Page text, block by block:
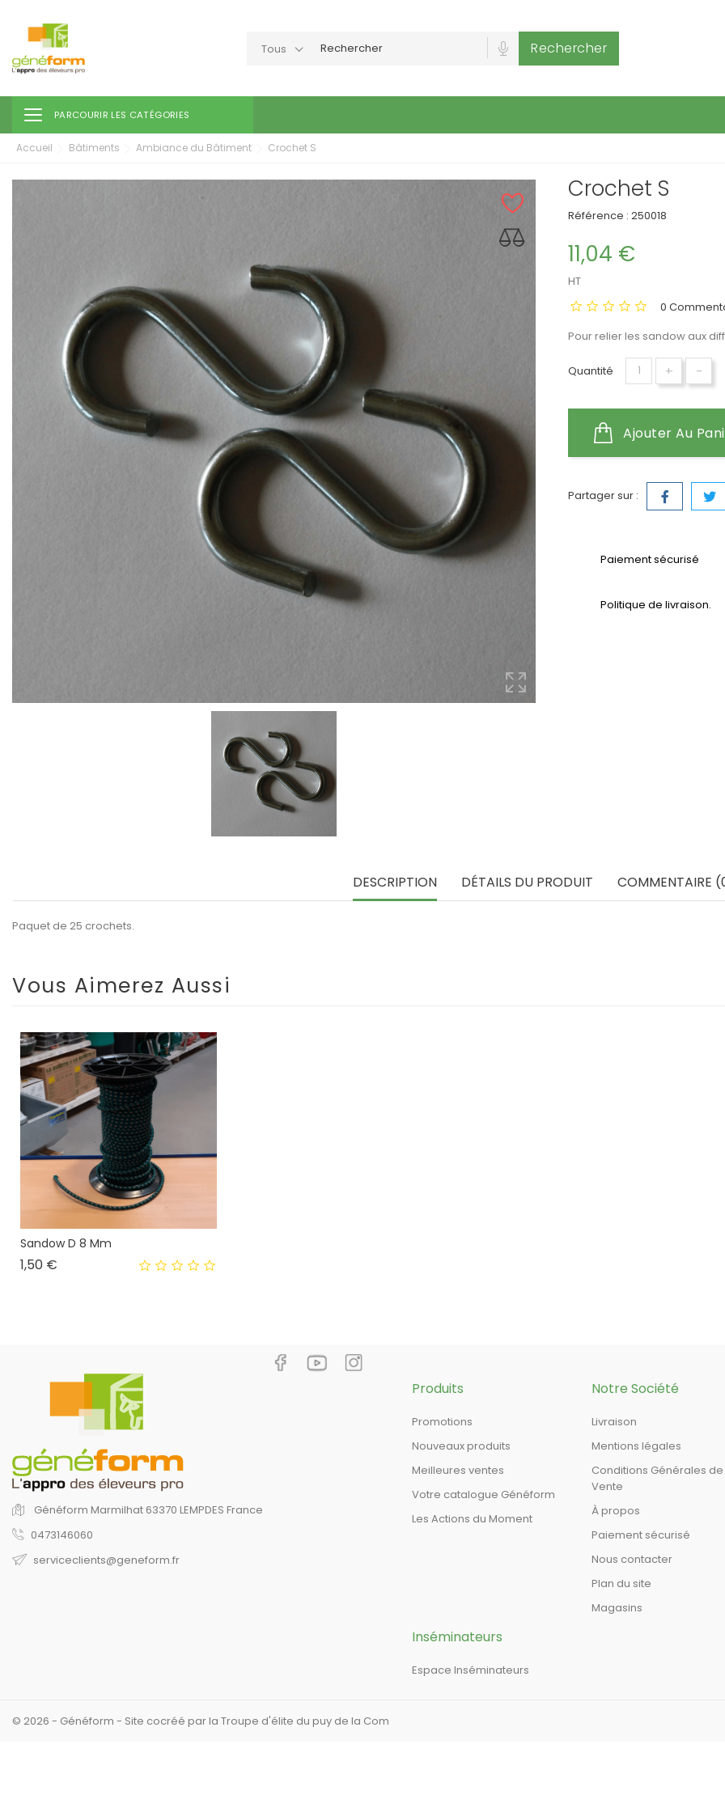
Tous Rechercher
Toggle navigation
PARCOURIR LES CATÉGORIES
Accueil Bâtiments Ambiance du Bâtiment Crochet S
Crochet S
Référence : 250018
11,04 €
HT
0
Pour relier les sandow aux
Quantité + -
Ajouter Au
Partager sur :
Paiement sécurisé
Politique de livraison.
DESCRIPTION DÉTAILS DU PRODUIT COMMENTAIRE
Paquet de 25 crochets.
Vous Aimerez Aussi
Sandow D 8 Mm
1,50 €
Généform Marmilhat 63370 LEMPDES France
0473146060
serviceclients@geneform.fr
Produits
Promotions
Nouveaux produits
Meilleures ventes
Votre catalogue Généform
Les Actions du Moment
Notre Société
Livraison
Mentions légales
Conditions Générales de
Vente
À propos
Paiement sécurisé
Nous contacter
Plan du site
Magasins
Inséminateurs
Espace Inséminateurs
© 2026 - Généform - Site cocréé par la Troupe d'élite du puy de la Com